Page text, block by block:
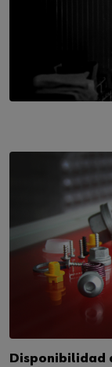
Disponibilidad